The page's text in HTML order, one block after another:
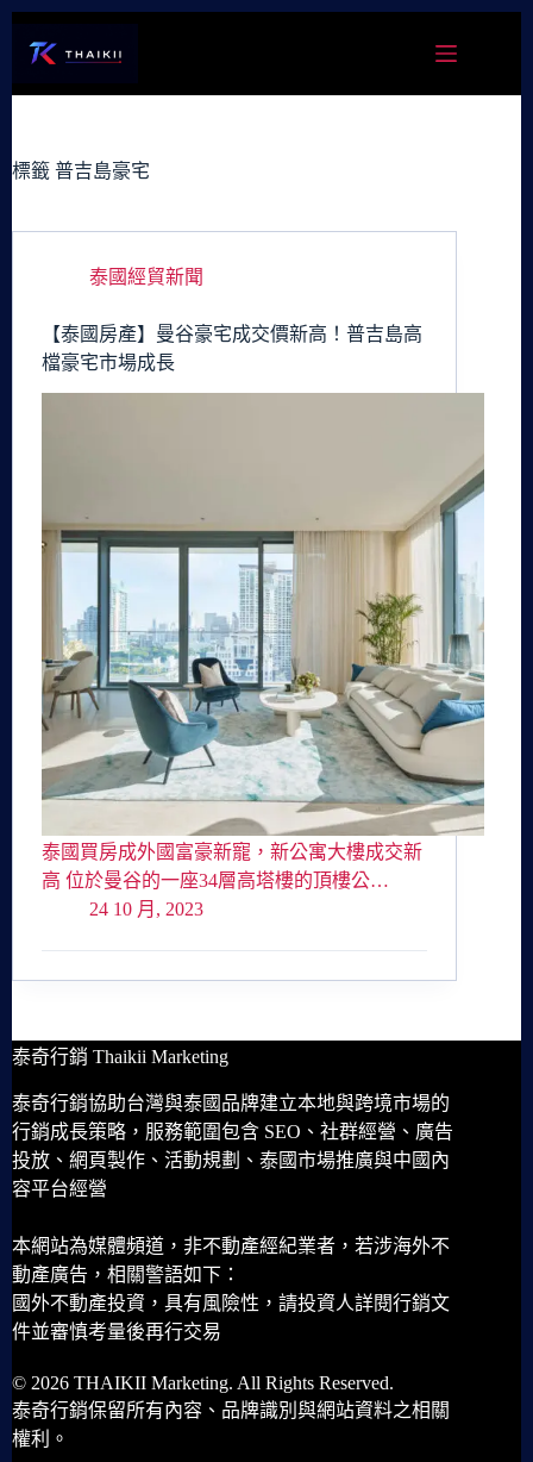
容
標籤 普吉島豪宅
泰國經貿新聞
【泰國房產】曼谷豪宅成交價新高！普吉島高
檔豪宅市場成長
泰國買房成外國富豪新寵，新公寓大樓成交新
高 位於曼谷的一座34層高塔樓的頂樓公…
24 10 月, 2023
泰奇行銷 Thaikii Marketing
泰奇行銷協助台灣與泰國品牌建立本地與跨境市場的
行銷成長策略，服務範圍包含 SEO、社群經營、廣告
投放、網頁製作、活動規劃、泰國市場推廣與中國內
容平台經營
本網站為媒體頻道，非不動產經紀業者，若涉海外不
動產廣告，相關警語如下：
國外不動產投資，具有風險性，請投資人詳閱行銷文
件並審慎考量後再行交易
© 2026 THAIKII Marketing. All Rights Reserved.
泰奇行銷保留所有內容、品牌識別與網站資料之相關
權利。